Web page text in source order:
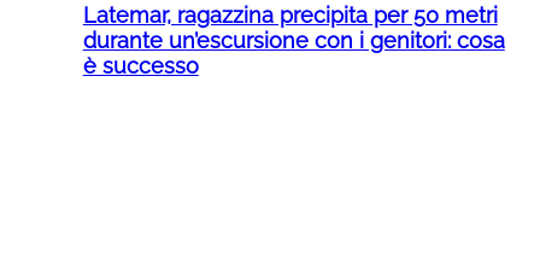
Latemar, ragazzina precipita per 50 metri
durante un’escursione con i genitori: cosa
è successo